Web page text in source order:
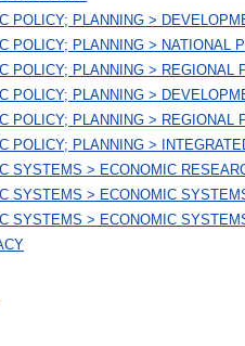
POLICY; PLANNING >
POLICY; PLANNING > NATIONAL
POLICY; PLANNING > REGIONAL
POLICY; PLANNING >
POLICY; PLANNING > REGIONAL
POLICY; PLANNING >
SYSTEMS > ECONOMIC
SYSTEMS > ECONOMIC
SYSTEMS > ECONOMIC